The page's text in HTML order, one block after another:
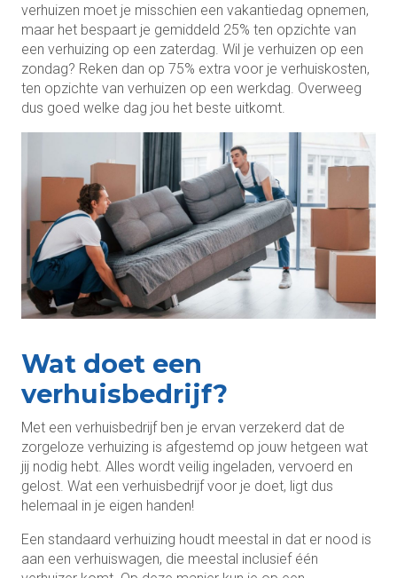
verhuizen moet je misschien een vakantiedag opnemen,
maar het bespaart je gemiddeld 25% ten opzichte van
een verhuizing op een zaterdag. Wil je verhuizen op een
zondag? Reken dan op 75% extra voor je verhuiskosten,
ten opzichte van verhuizen op een werkdag. Overweeg
dus goed welke dag jou het beste uitkomt.
Wat doet een
verhuisbedrijf?
Met een verhuisbedrijf ben je ervan verzekerd dat de
zorgeloze verhuizing is afgestemd op jouw hetgeen wat
jij nodig hebt. Alles wordt veilig ingeladen, vervoerd en
gelost. Wat een verhuisbedrijf voor je doet, ligt dus
helemaal in je eigen handen!
Een standaard verhuizing houdt meestal in dat er nood is
aan een verhuiswagen, die meestal inclusief één